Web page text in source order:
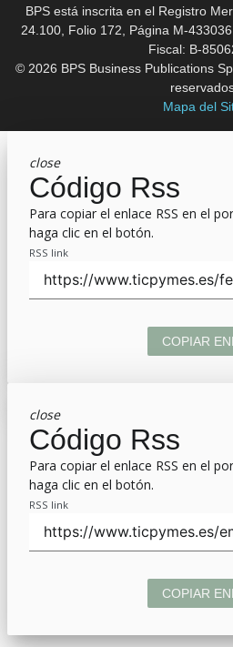
BPS está inscrita en el Registro
24.100, Folio 172, Página M-
Fiscal: B-
© 2026 BPS Business Publications
Mapa del
close
Código Rss
Para copiar el enlace RSS en el
haga clic en el botón.
RSS link
COPIAR
close
Código Rss
Para copiar el enlace RSS en el
haga clic en el botón.
RSS link
COPIAR